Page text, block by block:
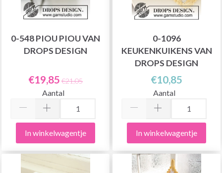
0-548 PIOU PIOU VAN
DROPS DESIGN
€19,85 €21,05
Aantal
In winkelwagentje
0-1096
KEUKENKUIKENS VAN
DROPS DESIGN
€10,85
Aantal
In winkelwagentje